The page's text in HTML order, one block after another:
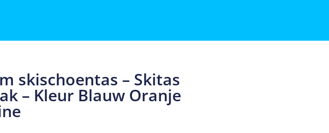
skischoentas – Skitas
– Kleur Blauw Oranje